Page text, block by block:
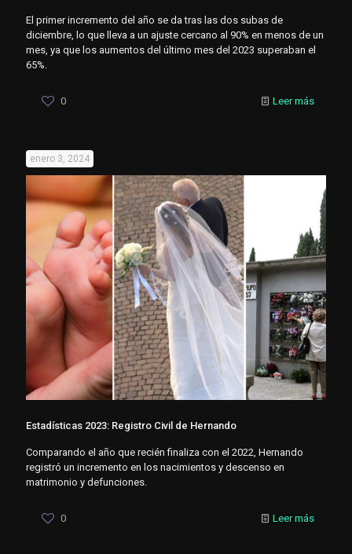
El primer incremento del año se da tras las dos subas de
diciembre, lo que lleva a un ajuste cercano al 90% en menos de un
mes, ya que los aumentos del último mes del 2023 superaban el
65%.
0 Leer más
enero 3, 2024
Estadísticas 2023: Registro Civil de Hernando
Comparando el año que recién finaliza con el 2022, Hernando
registró un incremento en los nacimientos y descenso en
matrimonio y defunciones.
0 Leer más